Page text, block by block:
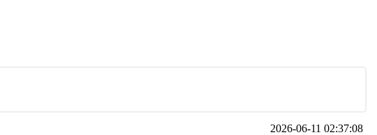
2026-06-11 02:37:08